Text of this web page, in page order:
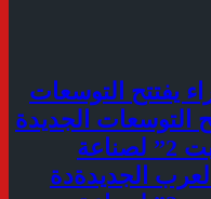
يفتتح التوسعات
التوسعات الجديدة
بمشروع “شاهينلر إيجيبت 2” لصناعة
الجديدةدة